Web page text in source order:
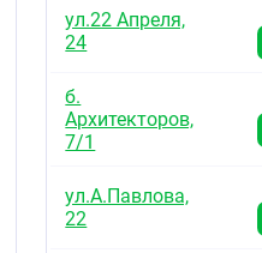
ул.22 Апреля,
24
б.
Архитекторов,
7/1
ул.А.Павлова,
22